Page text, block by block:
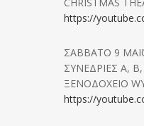
https://
ΣΑΒΒΑΤΟ 9
ΣΥΝΕΔΡΙΕΣ Α,
ΞΕΝΟΔΟΧΕΙΟ
https://